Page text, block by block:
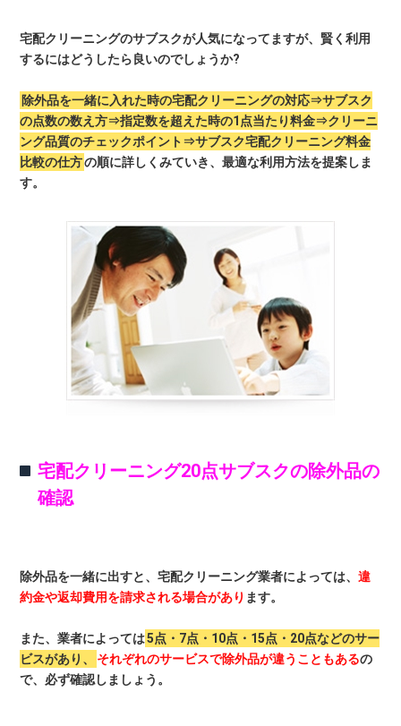
宅配クリーニングのサブスクが人気になってますが、賢く利用
するにはどうしたら良いのでしょうか?
除外品を一緒に入れた時の宅配クリーニングの対応⇒サブスク
の点数の数え方⇒指定数を超えた時の1点当たり料金⇒クリーニ
ング品質のチェックポイント⇒サブスク宅配クリーニング料金
比較の仕方の順に詳しくみていき、最適な利用方法を提案しま
す。
宅配クリーニング20点サブスクの除外品の
確認
除外品を一緒に出すと、宅配クリーニング業者によっては、違
約金や返却費用を請求される場合があり ます。
また、業者によっては5点・7点・10点・15点・20点などのサー
ビスがあり、
それぞれのサービスで除外品が違うこともあるの
で、必ず確認しましょう。